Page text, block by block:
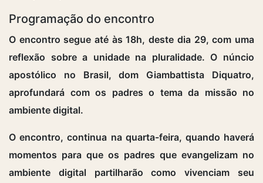
Programação do encontro
O encontro segue até às 18h, deste dia 29, com uma
reflexão sobre a unidade na pluralidade. O núncio
apostólico no Brasil, dom Giambattista Diquatro,
aprofundará com os padres o tema da missão no
ambiente digital.
O encontro, continua na quarta-feira, quando haverá
momentos para que os padres que evangelizam no
ambiente digital partilharão como vivenciam seu